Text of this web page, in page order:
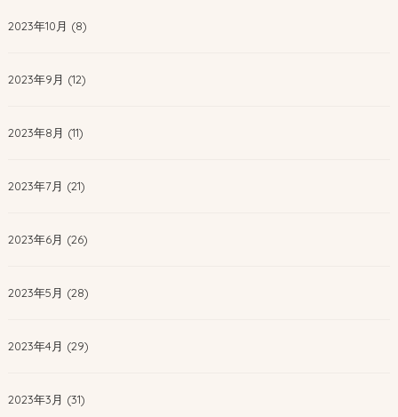
2023年10月 (8)
2023年9月 (12)
2023年8月 (11)
2023年7月 (21)
2023年6月 (26)
2023年5月 (28)
2023年4月 (29)
2023年3月 (31)